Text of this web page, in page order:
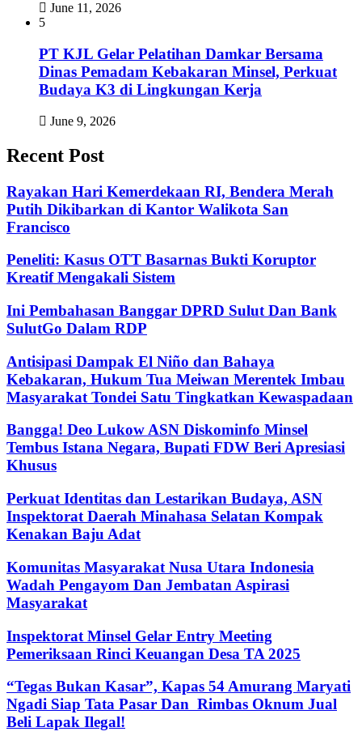
June 11, 2026
5
PT KJL Gelar Pelatihan Damkar Bersama
Dinas Pemadam Kebakaran Minsel, Perkuat
Budaya K3 di Lingkungan Kerja
June 9, 2026
Recent Post
Rayakan Hari Kemerdekaan RI, Bendera Merah
Putih Dikibarkan di Kantor Walikota San
Francisco
Peneliti: Kasus OTT Basarnas Bukti Koruptor
Kreatif Mengakali Sistem
Ini Pembahasan Banggar DPRD Sulut Dan Bank
SulutGo Dalam RDP
Antisipasi Dampak El Niño dan Bahaya
Kebakaran, Hukum Tua Meiwan Merentek Imbau
Masyarakat Tondei Satu Tingkatkan Kewaspadaan
Bangga! Deo Lukow ASN Diskominfo Minsel
Tembus Istana Negara, Bupati FDW Beri Apresiasi
Khusus‎
Perkuat Identitas dan Lestarikan Budaya, ASN
Inspektorat Daerah Minahasa Selatan Kompak
Kenakan Baju Adat
Komunitas Masyarakat Nusa Utara Indonesia
Wadah Pengayom Dan Jembatan Aspirasi
Masyarakat
Inspektorat Minsel Gelar Entry Meeting
Pemeriksaan Rinci Keuangan Desa TA 2025
“Tegas Bukan Kasar”, Kapas 54 Amurang Maryati
Ngadi Siap Tata Pasar Dan Rimbas Oknum Jual
Beli Lapak Ilegal!